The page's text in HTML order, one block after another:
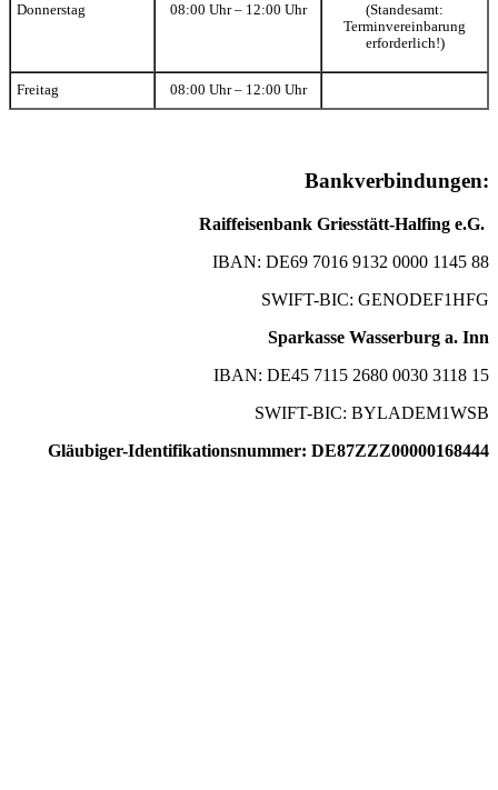
Donnerstag 08:00 Uhr – 12:00 Uhr
(Standesamt:
Terminvereinbarung
erforderlich!)
Freitag 08:00 Uhr – 12:00 Uhr
Bankverbindungen:
Raiffeisenbank Griesstätt-Halfing e.G.
IBAN: DE69 7016 9132 0000 1145 88
SWIFT-BIC: GENODEF1HFG
Sparkasse Wasserburg a. Inn
IBAN: DE45 7115 2680 0030 3118 15
SWIFT-BIC: BYLADEM1WSB
Gläubiger-Identifikationsnummer: DE87ZZZ00000168444